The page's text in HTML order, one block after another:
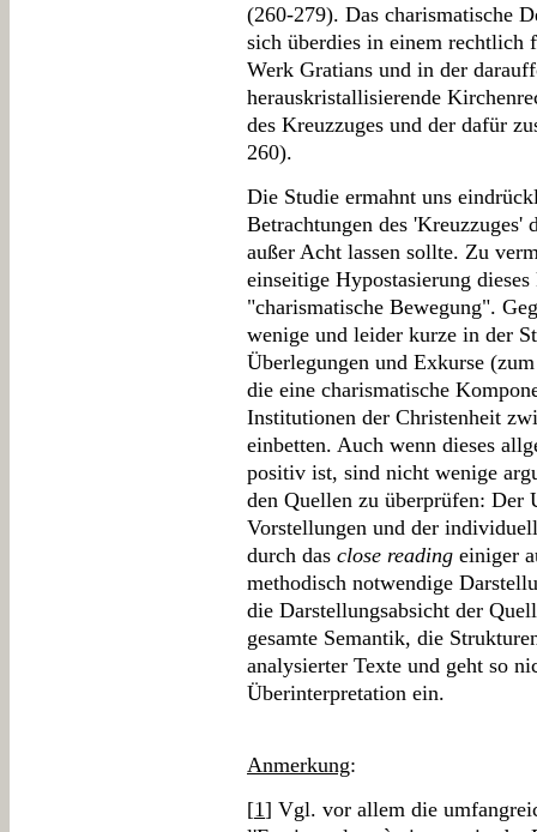
(260-279). Das charismatische
sich überdies in einem rechtlich
Werk Gratians und in der
herauskristallisierende
des Kreuzzuges und der dafür
260).
Die Studie ermahnt uns
Betrachtungen des 'Kreuzzuges'
außer Acht lassen sollte. Zu
einseitige Hypostasierung
"charismatische Bewegung".
wenige und leider kurze in der
Überlegungen und Exkurse
die eine charismatische
Institutionen der Christenheit
einbetten. Auch wenn dieses
positiv ist, sind nicht wenige
den Quellen zu überprüfen: Der
Vorstellungen und der
durch das close reading einiger
methodisch notwendige
die Darstellungsabsicht der
gesamte Semantik, die
analysierter Texte und geht so
Überinterpretation ein.
Anmerkung:
[1] Vgl. vor allem die